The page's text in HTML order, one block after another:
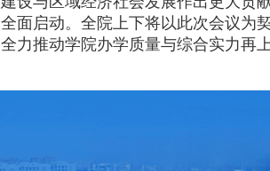
全面启动。全院上下将以此次会议为
全力推动学院办学质量与综合实力再上